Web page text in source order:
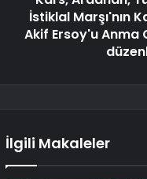
İstiklal Marşı'nın
Akif Ersoy'u Anma
İlgili Makaleler